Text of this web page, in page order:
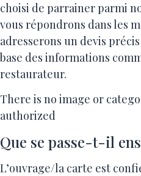
choisi de parrainer parmi
vous répondrons dans les
adresserons un devis
base des informations
restaurateur.
There is no image or
authorized
Que se passe-t-il
L’ouvrage/la carte est